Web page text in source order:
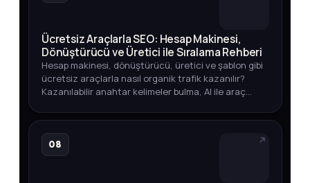
Ücretsiz Araçlarla SEO: Hesap Makinesi,
Dönüştürücü ve Üretici ile Sıralama Rehberi
Hesap makinesi, dönüştürücü, üretici ve şablon gibi
ücretsiz araçlarla nasıl organik trafik kazanılır?
Kazanılabilir anahtar kelimeler bulma, AI ile araç
08